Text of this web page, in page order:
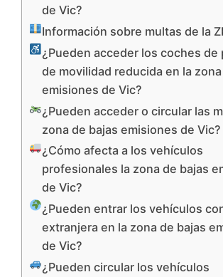
de Vic?
Información sobre multas de la
¿Pueden acceder los coches de
de movilidad reducida en la
emisiones de Vic?
¿Pueden acceder o circular las
zona de bajas emisiones de Vic?
¿Cómo afecta a los vehículos
profesionales la zona de bajas
de Vic?
¿Pueden entrar los vehículos
extranjera en la zona de bajas
de Vic?
¿Pueden circular los vehículos